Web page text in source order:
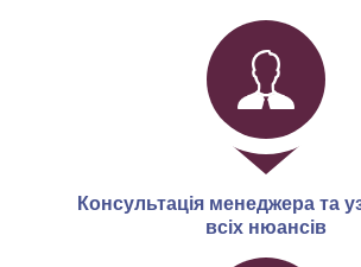
Консультація менеджера та
всіх нюансів